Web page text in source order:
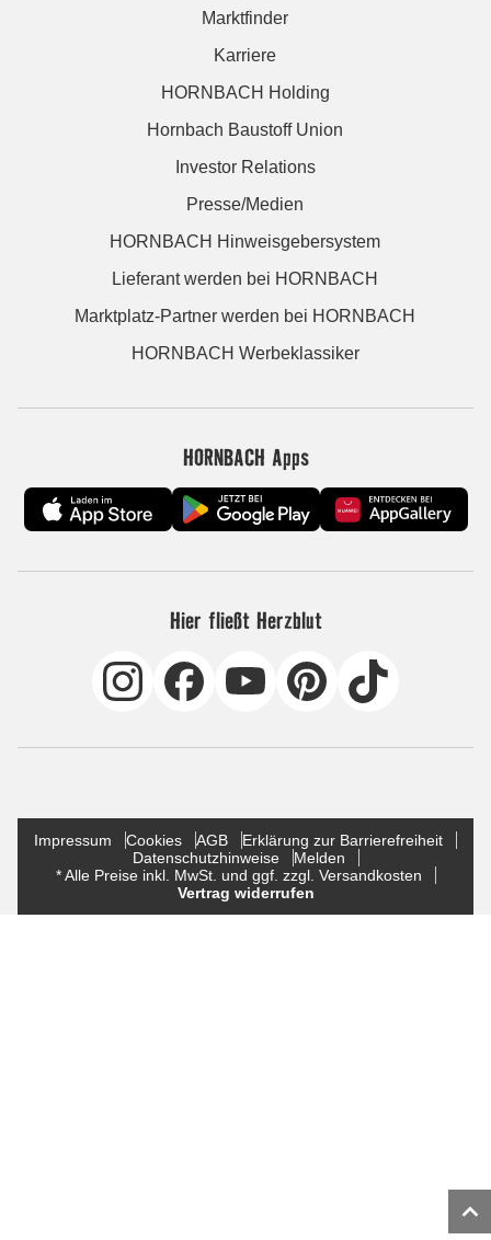
Marktfinder
Karriere
HORNBACH Holding
Hornbach Baustoff Union
Investor Relations
Presse/Medien
HORNBACH Hinweisgebersystem
Lieferant werden bei HORNBACH
Marktplatz-Partner werden bei HORNBACH
HORNBACH Werbeklassiker
HORNBACH Apps
Hier fließt Herzblut
Impressum Cookies AGB
Erklärung zur Barrierefreiheit
Datenschutzhinweise
Melden
* Alle Preise inkl. MwSt. und ggf. zzgl. Versandkosten
Vertrag widerrufen